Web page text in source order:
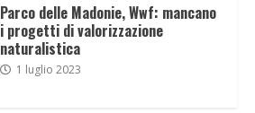
Parco delle Madonie, Wwf: mancano
i progetti di valorizzazione
naturalistica
1 luglio 2023